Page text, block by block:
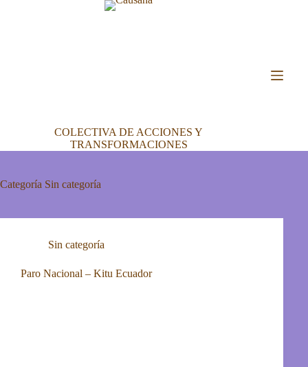
COLECTIVA DE ACCIONES Y
TRANSFORMACIONES
Categoría Sin categoría
Sin categoría
Paro Nacional – Kitu Ecuador